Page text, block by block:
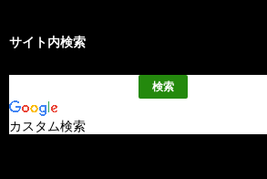
サイト内検索
カスタム検索